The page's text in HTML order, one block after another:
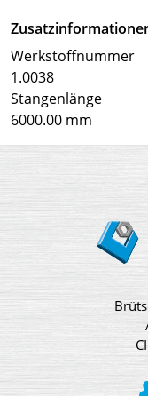
Werkstoffnummer
1.0038
Stangenlänge
6000.00 mm